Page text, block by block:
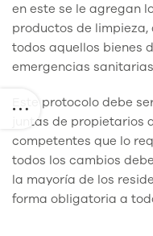
en este se le agregan
productos de
todos aquellos bienes
emergencias
Este protocolo debe
juntas de
competentes que lo
todos los cambios
la mayoría de los
forma obligatoria a